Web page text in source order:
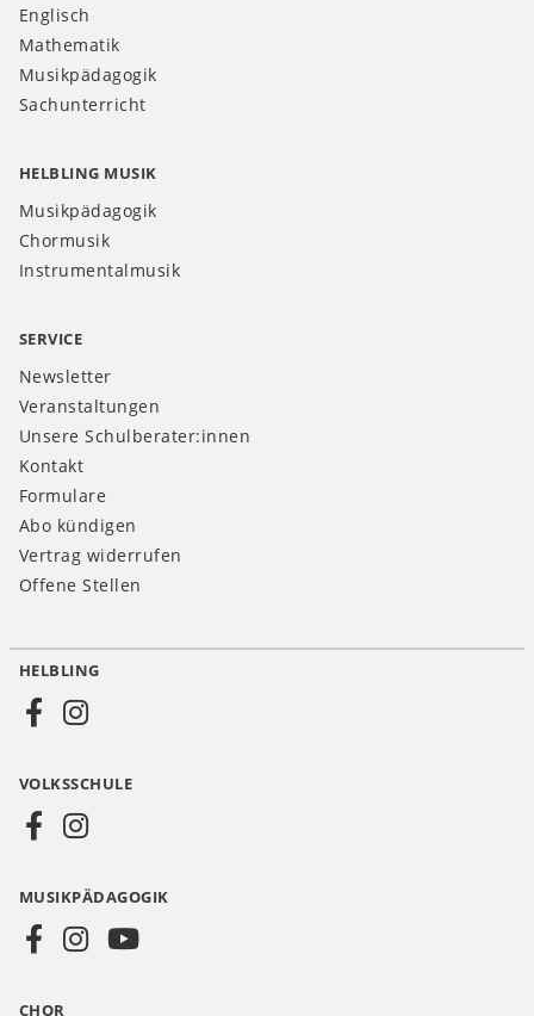
Englisch
Mathematik
Musikpädagogik
Sachunterricht
HELBLING MUSIK
Musikpädagogik
Chormusik
Instrumentalmusik
SERVICE
Newsletter
Veranstaltungen
Unsere Schulberater:innen
Kontakt
Formulare
Abo kündigen
Vertrag widerrufen
Offene Stellen
Social
AT
HELBLING
VOLKSSCHULE
MUSIKPÄDAGOGIK
CHOR